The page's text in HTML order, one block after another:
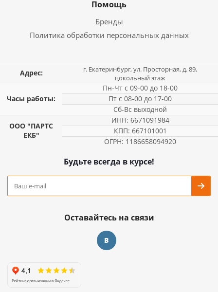
Помощь
Бренды
Политика обработки персональных данных
Адрес:
г. Екатеринбург, ул. Просторная, д. 89,
цокольный этаж
Часы работы:
Пн-Чт с 09-00 до 18-00
Пт с 08-00 до 17-00
Сб-Вс выходной
ООО "ПАРТС
ЕКБ"
ИНН: 6671091984
КПП: 667101001
ОГРН: 1186658094920
Будьте всегда в курсе!
Оставайтесь на связи